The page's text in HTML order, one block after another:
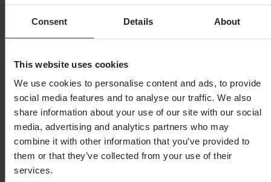
Consent Details About
This website uses cookies
We use cookies to personalise content and ads, to provide
social media features and to analyse our traffic. We also
share information about your use of our site with our social
media, advertising and analytics partners who may
combine it with other information that you’ve provided to
them or that they’ve collected from your use of their
services.
SHOPPEN
Algemene Voorwaarden
Privacybeleid
Verzending & levering
Betaling
Retourneren
Herroepingsrecht
Informatie over recycling
Claims & klachten
Bestelstatus